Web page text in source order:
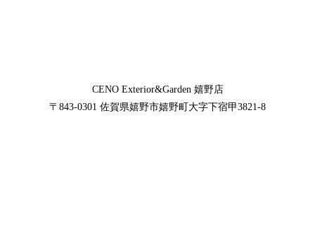
CENO Exterior&Garden嬉野店
〒843-0301 佐賀県嬉野市嬉野町大字下宿甲3821-8